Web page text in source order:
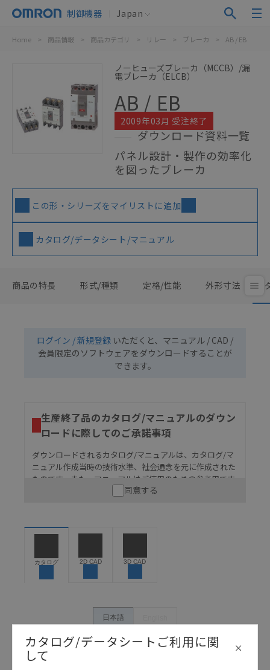
制御機器 Japan
Home > 商品情報 > 商品カテゴリ > リレー > ブレーカ > AB / EB
ノーヒューズブレーカ（MCCB）/漏
電ブレーカ（ELCB）
AB / EB
2009年03月 受注終了
ダウンロード資料一覧
パネル設計・製作の効率化
を図ったブレーカ
この形・シリーズをマイリストに追加
カタログ/データシート/マニュアル
商品の特長 形式/種類 定格/性能 外形寸法
ログイン / 新規登録 いただくと、マニュアル / CAD /
会員限定のソフトウェアをダウンロードすることが
できます。
生産終了品のカタログ/マニュアルのダウン
ロードに際してのご承諾事項
ダウンロードされるカタログ/マニュアルは、カタログ/マ
ニュアル作成当時の技術水準、社会通念を元に作成された
ものです。また、マニュアルはご使用のための参考用です
ので、ご使用にあたっての安全性については十分にご配慮
うな用途に使用される場合には、システム全体として
保できるよう設計されていること、および本製品が全
ン事例は参考用ですので、ご採用に際しては機器・装
置の機能や安全性をご確認のうえご使用ください。・
商品に接続される推奨機器等、現在では入手困難なも
のもそのまま記載しています。・誤字、脱字が含まれ
ている可能性がありますがご容赦ください。
同意する
カタログ 2D CAD 3D CAD
日本語
カタログ/データシートご利用に関
して